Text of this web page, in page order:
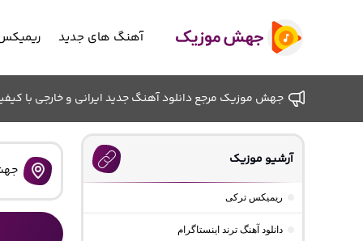
آهنگ های جدید
جهش موزیک مرجع دانلود آهنگ جدید ایرانی و خارجی با
آرشیو موزیک
ریمیکس ترکی
دانلود آهنگ ترند اینستاگرام